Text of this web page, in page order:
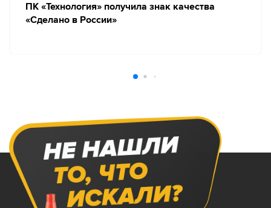
ПК «Технология» получила знак качества
«Сделано в России»